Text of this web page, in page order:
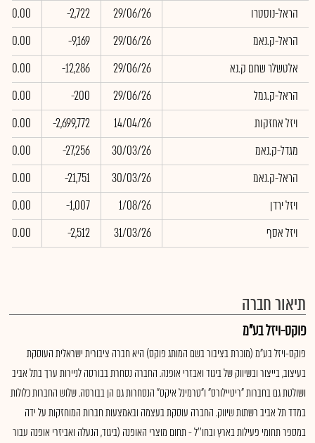
הראל-נוסטרו 29/06/26
-2,722
0.00
הראל-ק.נאמ
29/06/26
-9,169
0.00
אלטשלר שחם ק.נא
29/06/26
-12,286
0.00
הראל-ק.גמל
29/06/26
-200
0.00
ויזל אחזקות
14/04/26
-2,699,772
0.00
מגדל-ק.נאמ
30/03/26
-27,256
0.00
הראל-ק.נאמ
30/03/26
-21,751
0.00
ויזל ירדן
1/08/26
-1,007
0.00
ויזל אסף
31/03/26
-2,512
0.00
תיאור חברה
פוקס-ויזל בע"מ
פוקס-ויזל בע"מ (מוכרת בציבור בשם המותג פוקס) היא חברה ציבורית ישראלית העוסקת
בעיצוב, בייצור ובשיווק של ביגוד ואבזרי אופנה. החברה נסחרת בבורסה לניירות ערך בתל אביב
ושולטת גם בחברות "ריטיילורס" ו"טרמינל איקס" הנסחרות גם הן בבורסה. שלוש החברות כלולות
במדד תל אביב רשתות שיווק. החברה עוסקת בעצמה ובאמצעות חברות המוחזקות על ידה
במספר תחומי פעילות בארץ ובחו''ל - תחום מוצרי האופנה (ביגוד, הנעלה ואביזרי אופנה עבור